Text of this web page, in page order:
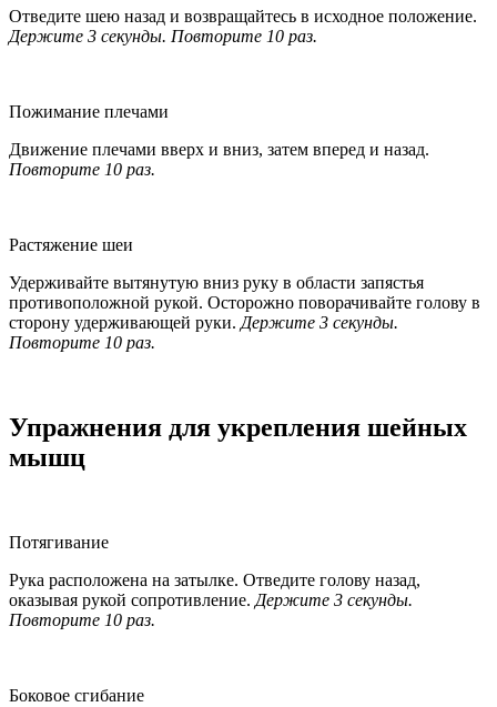
Отведите шею назад и возвращайтесь в исходное положение.
Держите 3 секунды. Повторите 10 раз.
Пожимание плечами
Движение плечами вверх и вниз, затем вперед и назад.
Повторите 10 раз.
Растяжение шеи
Удерживайте вытянутую вниз руку в области запястья
противоположной рукой. Осторожно поворачивайте голову в
сторону удерживающей руки.Держите 3 секунды.
Повторите 10 раз.
Упражнения для укрепления шейных
мышц
Потягивание
Рука расположена на затылке. Отведите голову назад,
оказывая рукой сопротивление. Держите 3 секунды.
Повторите 10 раз.
Боковое сгибание